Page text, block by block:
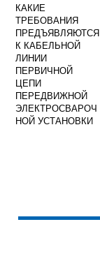
КРОМОК
ДЕТАЛЕЙ ПОД
СВАРКУ
КАКИЕ
ТРЕБОВАНИЯ
ПРЕДЪЯВЛЯЮТСЯ
К КАБЕЛЬНОЙ
ЛИНИИ
ПЕРВИЧНОЙ
ЦЕПИ
ПЕРЕДВИЖНОЙ
ЭЛЕКТРОСВАРОЧ
НОЙ УСТАНОВКИ